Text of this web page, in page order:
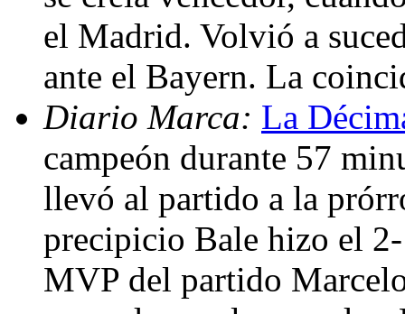
el Madrid. Volvió a
ante el Bayern. La
Diario Marca: La
campeón durante 57
llevó al partido a la
precipicio Bale hizo el
MVP del partido